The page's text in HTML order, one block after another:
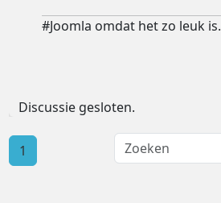
#Joomla omdat het zo leuk is.
Discussie gesloten.
1